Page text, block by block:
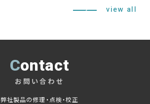
view all
Contact
お問い合わせ
弊社製品の修理・点検・校正